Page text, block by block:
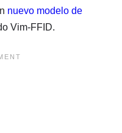
nuevo modelo de
Vim-FFID.